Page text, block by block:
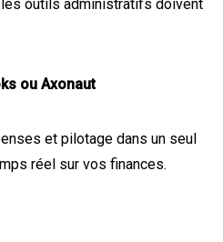
outils administratifs doivent
ou Axonaut
et pilotage dans un seul
réel sur vos finances.